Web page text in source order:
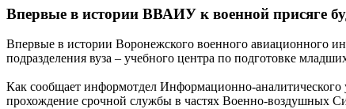
Впервые в истории ВВАИУ к военной присяге
Впервые в истории Воронежского военного авиационного
подразделения вуза – учебного центра по подготовке
Как сообщает информотдел Информационно-
прохождение срочной службы в частях Военно-воздушных